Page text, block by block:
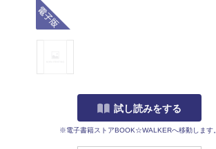
試し読みをする
※電子書籍ストアBOOK☆WALKERへ移動します。